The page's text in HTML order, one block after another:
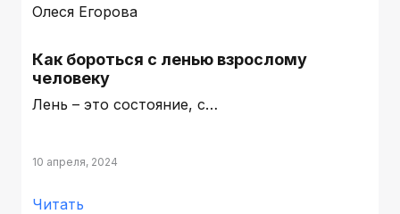
Олеся Егорова
Как бороться с ленью взрослому
человеку
Лень – это состояние, с…
10 апреля, 2024
Читать